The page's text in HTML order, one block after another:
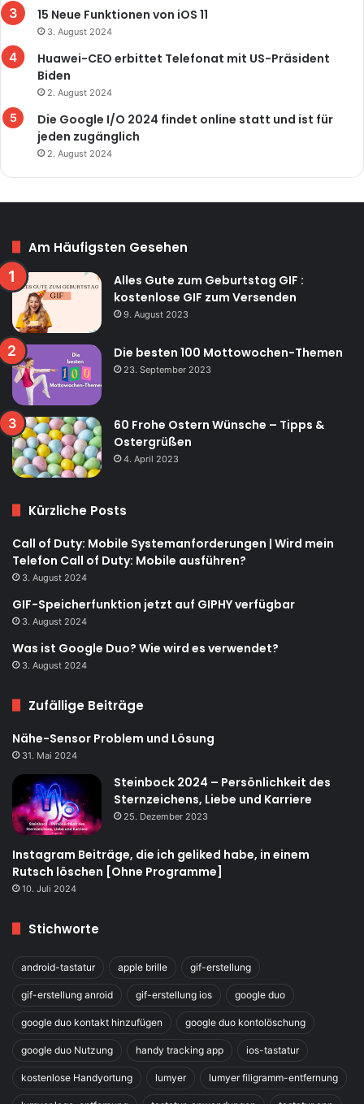
15 Neue Funktionen von iOS 11
3. August 2024
Huawei-CEO erbittet Telefonat mit US-Präsident
Biden
2. August 2024
Die Google I/O 2024 findet online statt und ist für
jeden zugänglich
2. August 2024
Am Häufigsten Gesehen
Alles Gute zum Geburtstag GIF :
kostenlose GIF zum Versenden
9. August 2023
Die besten 100 Mottowochen-Themen
23. September 2023
60 Frohe Ostern Wünsche – Tipps &
Ostergrüßen
4. April 2023
Kürzliche Posts
Call of Duty: Mobile Systemanforderungen | Wird mein
Telefon Call of Duty: Mobile ausführen?
3. August 2024
GIF-Speicherfunktion jetzt auf GIPHY verfügbar
3. August 2024
Was ist Google Duo? Wie wird es verwendet?
3. August 2024
Zufällige Beiträge
Nähe-Sensor Problem und Lösung
31. Mai 2024
Steinbock 2024 – Persönlichkeit des
Sternzeichens, Liebe und Karriere
25. Dezember 2023
Instagram Beiträge, die ich geliked habe, in einem
Rutsch löschen [Ohne Programme]
10. Juli 2024
Stichworte
android-tastatur apple brille gif-erstellung
gif-erstellung anroid gif-erstellung ios google duo
google duo kontakt hinzufügen google duo kontolöschung
google duo Nutzung handy tracking app ios-tastatur
kostenlose Handyortung lumyer lumyer filigramm-entfernung